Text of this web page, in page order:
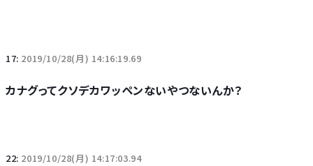
17: 2019/10/28(月) 14:16:19.69
カナグってクソデカワッペンないやつないんか？
22: 2019/10/28(月) 14:17:03.94